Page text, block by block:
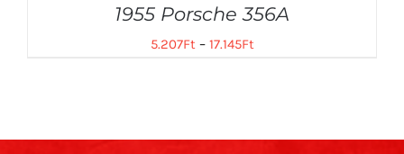
1955 Porsche 356A
5.207Ft– 17.145Ft